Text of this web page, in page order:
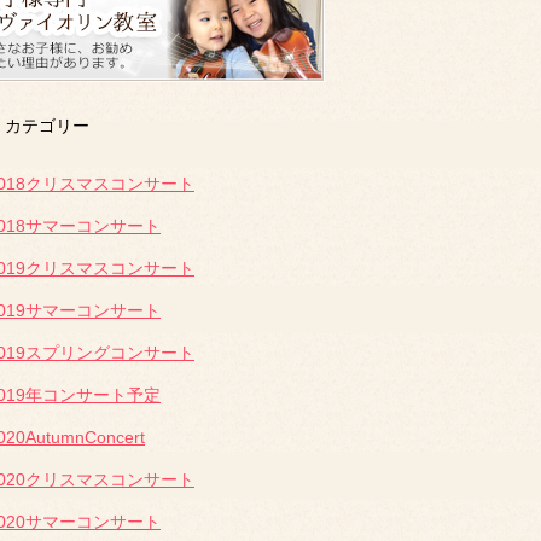
カテゴリー
クリスマスコンサート
サマーコンサート
クリスマスコンサート
サマーコンサート
スプリングコンサート
年コンサート予定
クリスマスコンサート
サマーコンサート